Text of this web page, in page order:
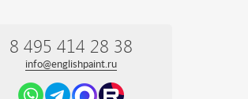
8 495 414 28 38
info@englishpaint.ru